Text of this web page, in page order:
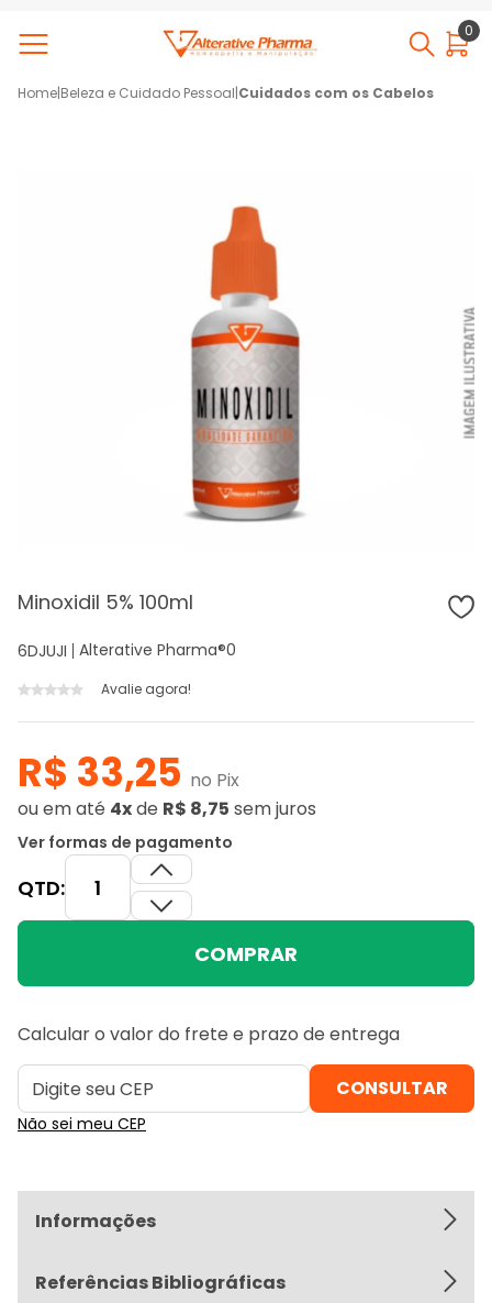
0
Home|Beleza e Cuidado Pessoal|Cuidados com os Cabelos
Minoxidil 5% 100ml
6DJUJI Alterative Pharma®0
Avalie agora!
R$ 33,25 no Pix
ouem até 4xde R$ 8,75 sem juros
Ver formas de pagamento
QTD:
COMPRAR
Calcular o valor do frete e prazo de entrega
Não sei meu CEP
Informações
Referências Bibliográficas